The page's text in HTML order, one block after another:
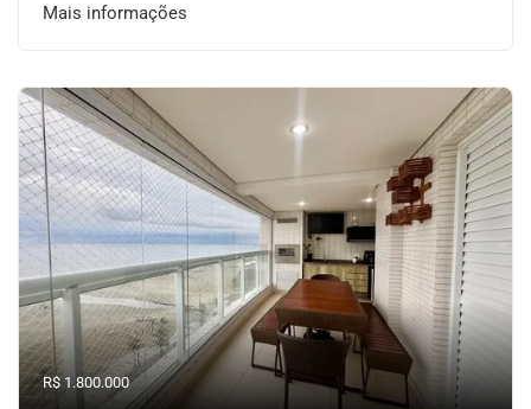
Mais informações
R$ 1.800.000